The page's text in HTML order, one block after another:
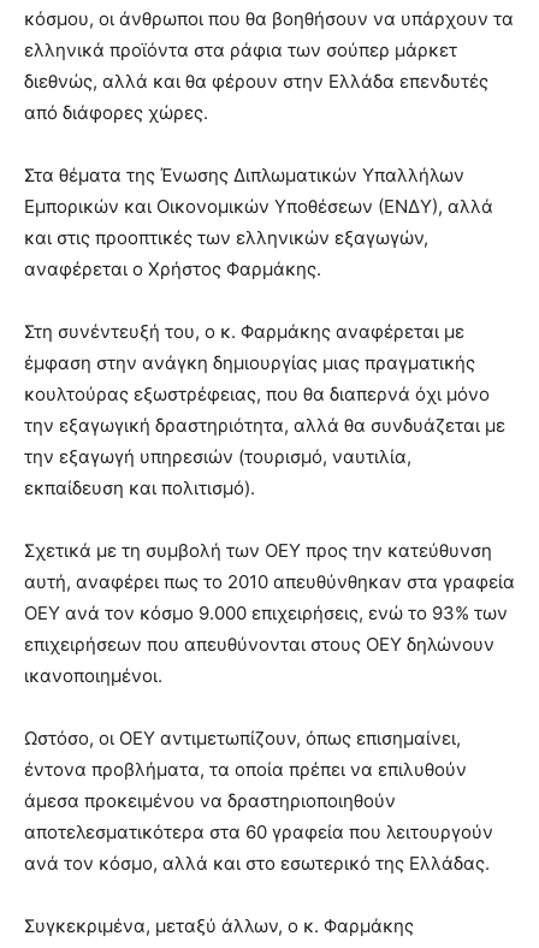
κόσμου, οι άνθρωποι που θα βοηθήσουν να υπάρχουν τα
ελληνικά προϊόντα στα ράφια των σούπερ μάρκετ
διεθνώς, αλλά και θα φέρουν στην Ελλάδα επενδυτές
από διάφορες χώρες.
Στα θέματα της Ένωσης Διπλωματικών Υπαλλήλων
Εμπορικών και Οικονομικών Υποθέσεων (ΕΝΔΥ), αλλά
και στις προοπτικές των ελληνικών εξαγωγών,
αναφέρεται ο Χρήστος Φαρμάκης.
Στη συνέντευξή του, ο κ. Φαρμάκης αναφέρεται με
έμφαση στην ανάγκη δημιουργίας μιας πραγματικής
κουλτούρας εξωστρέφειας, που θα διαπερνά όχι μόνο
την εξαγωγική δραστηριότητα, αλλά θα συνδυάζεται με
την εξαγωγή υπηρεσιών (τουρισμό, ναυτιλία,
εκπαίδευση και πολιτισμό).
Σχετικά με τη συμβολή των ΟΕΥ προς την κατεύθυνση
αυτή, αναφέρει πως το 2010 απευθύνθηκαν στα γραφεία
ΟΕΥ ανά τον κόσμο 9.000 επιχειρήσεις, ενώ το 93% των
επιχειρήσεων που απευθύνονται στους ΟΕΥ δηλώνουν
ικανοποιημένοι.
Ωστόσο, οι ΟΕΥ αντιμετωπίζουν, όπως επισημαίνει,
έντονα προβλήματα, τα οποία πρέπει να επιλυθούν
άμεσα προκειμένου να δραστηριοποιηθούν
αποτελεσματικότερα στα 60 γραφεία που λειτουργούν
ανά τον κόσμο, αλλά και στο εσωτερικό της Ελλάδας.
Συγκεκριμένα, μεταξύ άλλων, ο κ. Φαρμάκης